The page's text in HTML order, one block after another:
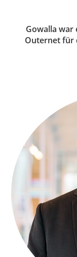
Gowalla war
Outernet für